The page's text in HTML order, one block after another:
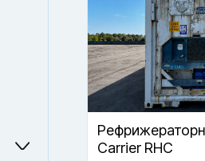
Carrier RHC